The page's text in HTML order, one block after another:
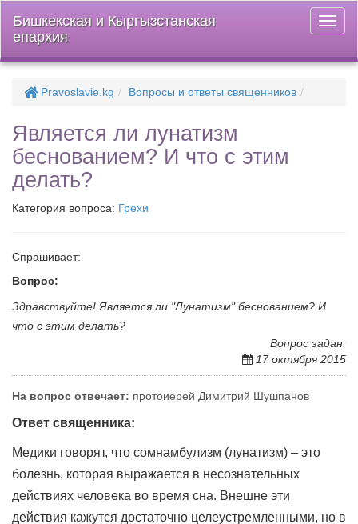
меню
Бишкекская и Кыргызстанская
епархия
Pravoslavie.kg Вопросы и ответы священников
Является ли лунатизм
беснованием? И что с этим
делать?
Категория вопроса: Грехи
Спрашивает:
Вопрос:
Здравствуйте! Является ли "Лунатизм" беснованием? И
что с этим делать?
Вопрос задан:
17 октября 2015
На вопрос отвечает: протоиерей Димитрий Шушпанов
Ответ священника:
Медики говорят, что сомнамбулизм (лунатизм) – это
болезнь, которая выражается в несознательных
действиях человека во время сна. Внешне эти
действия кажутся достаточно целеустремленными, но в